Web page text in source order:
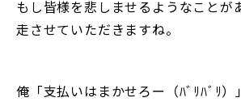
もし皆様を悲しませるようなことが
走させていただきますね。
俺「支払いはまかせろー（ﾊﾞﾘﾊﾞﾘ）」